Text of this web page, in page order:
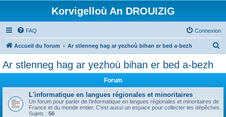
Korvigelloù An DROUIZIG
FAQ Connexion
Accueil du forum Ar stlenneg hag ar yezhoù bihan er bed a-bezh
Ar stlenneg hag ar yezhoù bihan er bed a-bezh
Forum
L'informatique en langues régionales et minoritaires
Un forum pour parler de l'informatique en langues régionales et minoritaires de
France et du monde entier. C'est aussi un espace pour collecter les dépêches.
Sujets : 56